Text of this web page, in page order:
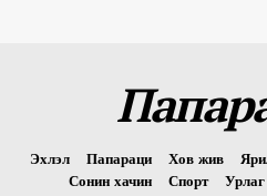
Эхлэл Папараци Хов жив
Сонин хачин
Спорт Урлаг